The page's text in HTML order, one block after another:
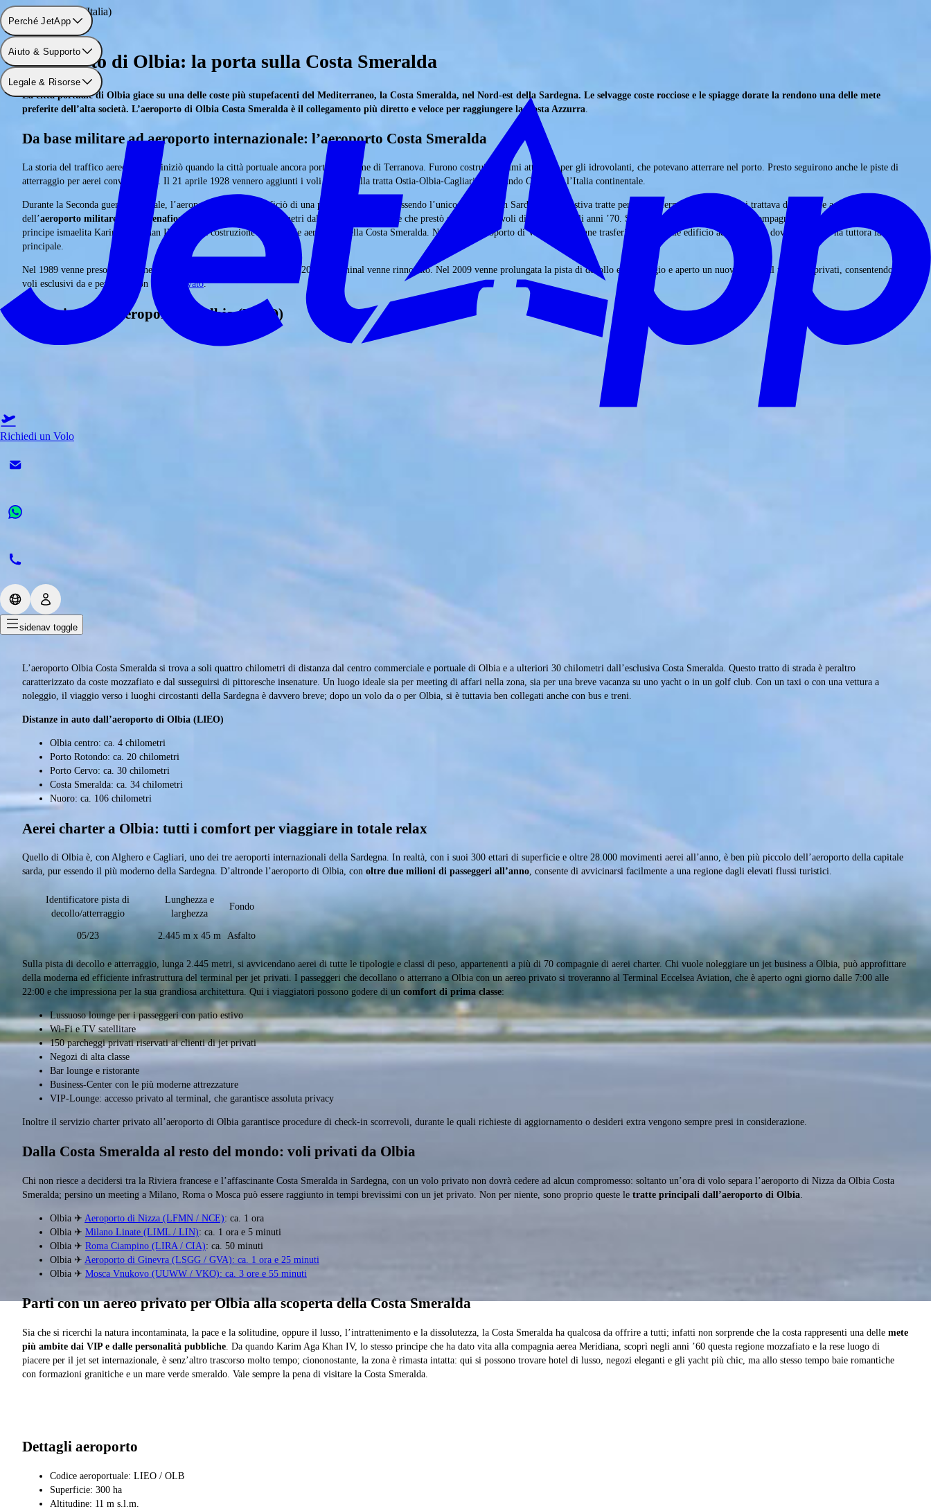
Perché JetApp
Aiuto & Supporto
Legale & Risorse
Richiedi un Volo
sidenav toggle
Aeroporto: Olbia (Italia)
Aeroporto di Olbia: la porta sulla Costa Smeralda
La città portuale di Olbia giace su una delle coste più stupefacenti del Mediterraneo, la Costa Smeralda, nel Nord-est della Sardegna. Le selvagge coste rocciose e le spiagge dorate la rendono una delle mete
preferite dell’alta società. L’aeroporto di Olbia Costa Smeralda è il collegamento più diretto e veloce per raggiungere la Costa Azzurra
Da base militare ad aeroporto internazionale: l’aeroporto Costa Smeralda
La storia del traffico aereo a Olbia iniziò quando la città portuale ancora portava il nome di Terranova. Furono costruiti i primi attracchi per gli idrovolanti, che potevano atterrare nel porto. Presto seguirono anche le piste di
atterraggio per aerei convenzionali. Il 21 aprile 1928 vennero aggiunti i voli di linea alla tratta Ostia-Olbia-Cagliari, collegando Olbia con l’Italia continentale.
Durante la Seconda guerra mondiale, l’aeroporto di Olbia beneficiò di una posizione esclusiva, essendo l’unico aeroporto in Sardegna che gestiva tratte per la terraferma. Tuttavia non si trattava dell’attuale aeroporto, ma
dell’aeroporto militare Olbia Venafiorita , che dista cinque chilometri dall’odierno aeroporto e che prestò servizio per i voli di linea fino agli anni ’70. Soltanto dopo l’istituzione della compagnia aerea
principe ismaelita Karim Aga Khan IV avviò la costruzione dell’attuale aeroporto della Costa Smeralda. Nel 1974 l’aeroporto di Venafiorita venne trasferito nell’attuale edificio aeroportuale, dove Meridiana ha tuttora la sede
principale.
Nel 1989 venne preso in gestione dalla privata Geasar e tra il 2000 e il 2004 il terminal venne rinnovato. Nel 2009 venne prolungata la pista di decollo e atterraggio e aperto un nuovo terminal per aerei privati, consentendo
voli esclusivi da e per Olbia con un
jet privato.
Dove si trova l’aeroporto di Olbia (LIEO)
L’aeroporto Olbia Costa Smeralda si trova a soli quattro chilometri di distanza dal centro commerciale e portuale di Olbia e a ulteriori 30 chilometri dall’esclusiva Costa Smeralda. Questo tratto di strada è peraltro
caratterizzato da coste mozzafiato e dal susseguirsi di pittoresche insenature. Un luogo ideale sia per meeting di affari nella zona, sia per una breve vacanza su uno yacht o in un golf club. Con un taxi o con una vettura a
noleggio, il viaggio verso i luoghi circostanti della Sardegna è davvero breve; dopo un volo da o per Olbia, si è tuttavia ben collegati anche con bus e treni.
Distanze in auto dall’aeroporto di Olbia (LIEO)
Olbia centro: ca. 4 chilometri
Porto Rotondo: ca. 20 chilometri
Porto Cervo: ca. 30 chilometri
Costa Smeralda: ca. 34 chilometri
Nuoro: ca. 106 chilometri
Aerei charter a Olbia: tutti i comfort per viaggiare in totale relax
Quello di Olbia è, con Alghero e Cagliari, uno dei tre aeroporti internazionali della Sardegna. In realtà, con i suoi 300 ettari di superficie e oltre 28.000 movimenti aerei all’anno, è ben più piccolo dell’aeroporto della capitale
sarda, pur essendo il più moderno della Sardegna. D’altronde l’aeroporto di Olbia, con oltre due milioni di passeggeri all’anno, consente di avvicinarsi facilmente a una regione dagli elevati flussi turistici.
Identificatore pista di
decollo/atterraggio
Lunghezza e
larghezza
Fondo
05/23 2.445 m x 45 m Asfalto
Sulla pista di decollo e atterraggio, lunga 2.445 metri, si avvicendano aerei di tutte le tipologie e classi di peso, appartenenti a più di 70 compagnie di aerei charter. Chi vuole noleggiare un jet business a Olbia, può approfittare
della moderna ed efficiente infrastruttura del terminal per jet privati. I passeggeri che decollano o atterrano a Olbia con un aereo privato si troveranno al Terminal Eccelsea Aviation, che è aperto ogni giorno dalle 7:00 alle
22:00 e che impressiona per la sua grandiosa architettura. Qui i viaggiatori possono godere di un comfort di prima classe:
Lussuoso lounge per i passeggeri con patio estivo
Wi-Fi e TV satellitare
150 parcheggi privati riservati ai clienti di jet privati
Negozi di alta classe
Bar lounge e ristorante
Business-Center con le più moderne attrezzature
VIP-Lounge: accesso privato al terminal, che garantisce assoluta privacy
Inoltre il servizio charter privato all’aeroporto di Olbia garantisce procedure di check-in scorrevoli, durante le quali richieste di aggiornamento o desideri extra vengono sempre presi in considerazione.
Dalla Costa Smeralda al resto del mondo: voli privati da Olbia
Chi non riesce a decidersi tra la Riviera francese e l’affascinante Costa Smeralda in Sardegna, con un volo privato non dovrà cedere ad alcun compromesso: soltanto un’ora di volo separa l’aeroporto di Nizza da Olbia Costa
Smeralda; persino un meeting a Milano, Roma o Mosca può essere raggiunto in tempi brevissimi con un jet privato. Non per niente, sono proprio queste le tratte principali dall’aeroporto di Olbia
Olbia ✈ Aeroporto di Nizza (LFMN / NCE): ca. 1 ora
Olbia ✈ Milano Linate (LIML / LIN): ca. 1 ora e 5 minuti
Olbia ✈ Roma Ciampino (LIRA / CIA): ca. 50 minuti
Olbia ✈ Aeroporto di Ginevra (LSGG / GVA): ca. 1 ora e 25 minuti
Olbia ✈ Mosca Vnukovo (UUWW / VKO): ca. 3 ore e 55 minuti
Parti con un aereo privato per Olbia alla scoperta della Costa Smeralda
Sia che si ricerchi la natura incontaminata, la pace e la solitudine, oppure il lusso, l’intrattenimento e la dissolutezza, la Costa Smeralda ha qualcosa da offrire a tutti; infatti non sorprende che la costa rappresenti una delle mete
più ambite dai VIP e dalle personalità pubbliche . Da quando Karim Aga Khan IV, lo stesso principe che ha dato vita alla compagnia aerea Meridiana, scoprì negli anni ’60 questa regione mozzafiato e la rese luogo di
piacere per il jet set internazionale, è senz’altro trascorso molto tempo; ciononostante, la zona è rimasta intatta: qui si possono trovare hotel di lusso, negozi eleganti e gli yacht più chic, ma allo stesso tempo baie romantiche
con formazioni granitiche e un mare verde smeraldo. Vale sempre la pena di visitare la Costa Smeralda.
Dettagli aeroporto
Codice aeroportuale: LIEO / OLB
Superficie: 300 ha
Altitudine: 11 m s.l.m.